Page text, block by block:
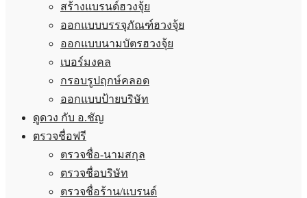
สร้างแบรนด์ฮวงจุ้ย
ออกแบบบรรจุภัณฑ์ฮวงจุ้ย
ออกแบบนามบัตรฮวงจุ้ย
เบอร์มงคล
กรอบรูปฤกษ์คลอด
ออกแบบป้ายบริษัท
ดูดวง กับ อ.ชัญ
ตรวจชื่อฟรี
ตรวจชื่อ-นามสกุล
ตรวจชื่อบริษัท
ตรวจชื่อร้าน/แบรนด์